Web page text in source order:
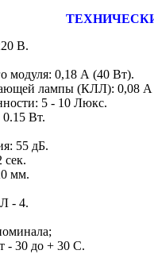
В.
модуля: 0,18 А (40 Вт).
лампы (КЛЛ): 0,08
5 - 10 Люкс.
Вт.
55 дБ.
сек.
мм.
- 4.
- 30 до + 30 С.